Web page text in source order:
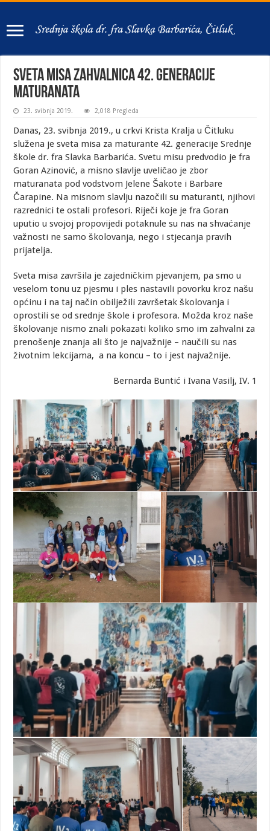
Sveta misa zahvalnica 42. generacije
maturanata
23. svibnja 2019. 2,018 Pregleda
Danas, 23. svibnja 2019., u crkvi Krista Kralja u Čitluku
služena je sveta misa za maturante 42. generacije Srednje
škole dr. fra Slavka Barbarića. Svetu misu predvodio je fra
Goran Azinović, a misno slavlje uveličao je zbor
maturanata pod vodstvom Jelene Šakote i Barbare
Čarapine. Na misnom slavlju nazočili su maturanti, njihovi
razrednici te ostali profesori. Riječi koje je fra Goran
uputio u svojoj propovijedi potaknule su nas na shvaćanje
važnosti ne samo školovanja, nego i stjecanja pravih
prijatelja.
Sveta misa završila je zajedničkim pjevanjem, pa smo u
veselom tonu uz pjesmu i ples nastavili povorku kroz našu
općinu i na taj način obilježili završetak školovanja i
oprostili se od srednje škole i profesora. Možda kroz naše
školovanje nismo znali pokazati koliko smo im zahvalni za
prenošenje znanja ali što je najvažnije – naučili su nas
životnim lekcijama, a na koncu – to i jest najvažnije.
Bernarda Buntić i Ivana Vasilj, IV. 1